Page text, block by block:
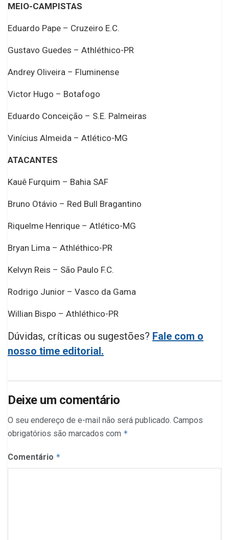
MEIO-CAMPISTAS
Eduardo Pape – Cruzeiro E.C.
Gustavo Guedes – Athléthico-PR
Andrey Oliveira – Fluminense
Victor Hugo – Botafogo
Eduardo Conceição – S.E. Palmeiras
Vinícius Almeida – Atlético-MG
ATACANTES
Kauê Furquim – Bahia SAF
Bruno Otávio – Red Bull Bragantino
Riquelme Henrique – Atlético-MG
Bryan Lima – Athléthico-PR
Kelvyn Reis – São Paulo F.C.
Rodrigo Junior – Vasco da Gama
Willian Bispo – Athléthico-PR
Dúvidas, críticas ou sugestões? Fale com o
nosso time editorial.
Deixe um comentário
O seu endereço de e-mail não será publicado. Campos
obrigatórios são marcados com *
Comentário *